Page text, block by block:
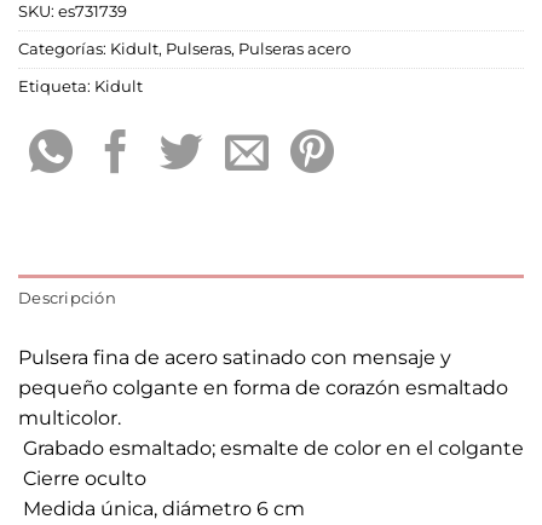
SKU: es731739
Categorías: Kidult, Pulseras, Pulseras acero
Etiqueta: Kidult
Descripción
Pulsera fina de acero satinado con mensaje y
pequeño colgante en forma de corazón esmaltado
multicolor.
 Grabado esmaltado; esmalte de color en el colgante
 Cierre oculto
 Medida única, diámetro 6 cm